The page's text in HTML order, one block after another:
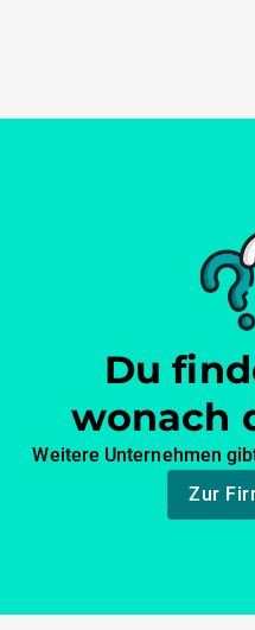
Du
wonach
Weitere Unternehmen
Zur